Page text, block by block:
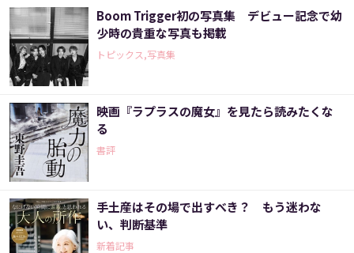
Boom Trigger初の写真集 デビュー記念で幼
少時の貴重な写真も掲載
トピックス,写真集
映画『ラプラスの魔女』を見たら読みたくな
る
書評
手土産はその場で出すべき？ もう迷わな
い、判断基準
新着記事